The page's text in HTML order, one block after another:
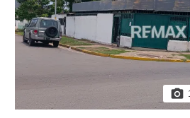
photo_camera